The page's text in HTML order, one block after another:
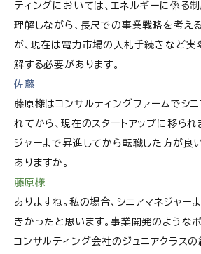
ティングにおいては、エネルギーに係る
理解しながら、長尺での事業戦略を考え
が、現在は電力市場の入札手続きなど実
解する必要があります。
佐藤
藤原様はコンサルティングファームでシ
れてから、現在のスタートアップに移られ
ジャーまで昇進してから転職した方が良
ありますか。
藤原様
ありますね。私の場合、シニアマネジャー
きかったと思います。事業開発のようなポ
コンサルティング会社のジュニアクラス